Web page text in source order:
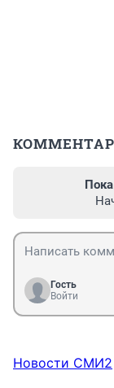
Гость
Войти
Новости СМИ2